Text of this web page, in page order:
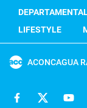
LIFESTYLE
ACONCAGUA